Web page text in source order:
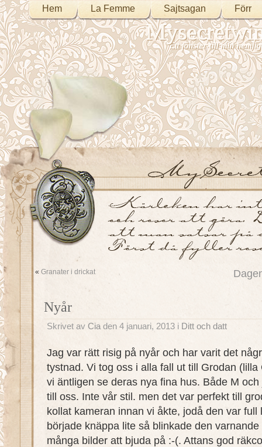
Hem La Femme Sajtsagan Förr
Ett fönster till min
« Granater i drickat
Nyår
Skrivet av Cia den 4 januari, 2013 i Ditt och datt
Jag var rätt risig på nyår och har varit det
tystnad. Vi tog oss i alla fall ut till Grodan
vi äntligen se deras nya fina hus. Både M
till oss. Inte vår stil. men det var perfekt till
kollat kameran innan vi åkte, jodå den var
började knäppa lite så blinkade den
många bilder att bjuda på :-(. Attans god